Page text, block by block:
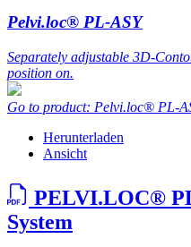
Pelvi.loc® PL-ASY
Separately adjustable 3D-
position on.
Go to product: Pelvi.loc® PL-
Herunterladen
Ansicht
PELVI.LOC®
System